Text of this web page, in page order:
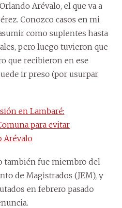
Arévalo, el que va a
Conozco casos en mi
como suplentes hasta
pero luego tuvieron que
que recibieron en ese
ir preso (por usurpar
en Lambaré:
para evitar
Arévalo
también fue miembro del
de Magistrados (JEM), y
en febrero pasado